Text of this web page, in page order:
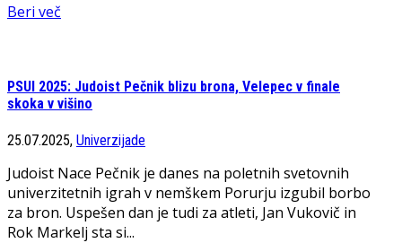
Beri več
PSUI 2025: Judoist Pečnik blizu brona, Velepec v finale
skoka v višino
25.07.2025, Univerzijade
Judoist Nace Pečnik je danes na poletnih svetovnih
univerzitetnih igrah v nemškem Porurju izgubil borbo
za bron. Uspešen dan je tudi za atleti, Jan Vukovič in
Rok Markelj sta si...